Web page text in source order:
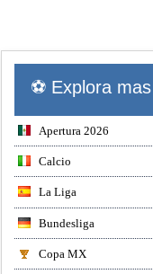
⚽ Explora
Apertura 2026
Calcio
La Liga
Bundesliga
Copa MX